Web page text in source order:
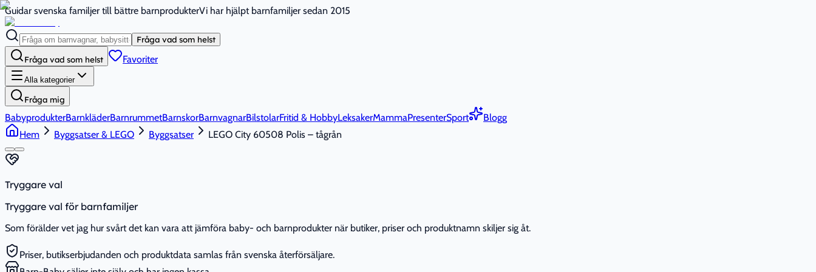
Guidar svenska familjer till bättre barnprodukterVi har hjälpt barnfamiljer sedan 2015
Fråga vad som helst
Fråga vad som helst Favoriter
Alla kategorier
Fråga mig
BabyprodukterBarnkläderBarnrummetBarnskorBarnvagnarBilstolarFritid & HobbyLeksakerMammaPresenterSport
Blogg
Hem
Byggsatser & LEGO Byggsatser LEGO City 60508 Polis – tågrån
Tryggare val
Tryggare val för barnfamiljer
Som förälder vet jag hur svårt det kan vara att jämföra baby- och barnprodukter när butiker, priser och produktnamn skiljer sig åt.
Priser, butikserbjudanden och produktdata samlas från svenska återförsäljare.